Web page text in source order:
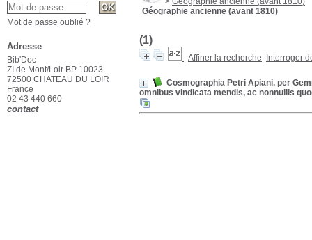
Géographie ancienne (avant 1810)
(1)
Affiner la recherche Interroger
Cosmographia Petri Apiani, per
omnibus vindicata mendis, ac nonnullis
Mot de passe oublié ?
Adresse
Bib'Doc
ZI de Mont/Loir BP 10023
72500 CHATEAU DU LOIR
France
02 43 440 660
contact